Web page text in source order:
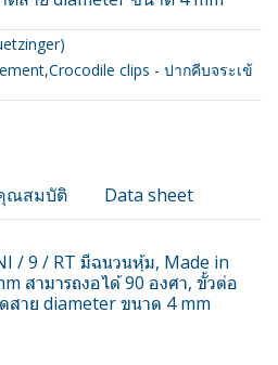
,Crocodile clips - ปากคีบจระเข้
ณสมบัติ Data sheet
/ 9 / RT มีฉนวนหุ้ม, Made in
สามารถงอได้ 90 องศา, ขั้วต่อ
สาย diameter ขนาด 4 mm